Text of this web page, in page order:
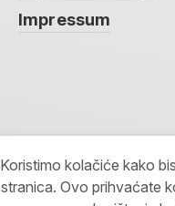
Impressum
Koristimo kolačiće kako
stranica. Ovo prihvaćate